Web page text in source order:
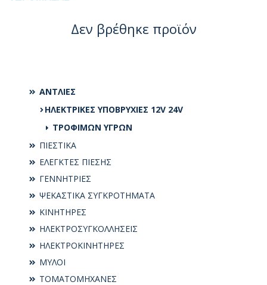
ΑΝΤΛΙΕΣ
ΗΛΕΚΤΡΙΚΕΣ ΥΠΟΒΡΥΧΙΕΣ 12V 24V
ΤΡΟΦΙΜΩΝ ΥΓΡΩΝ
ΠΙΕΣΤΙΚΑ
ΕΛΕΓΚΤΕΣ ΠΙΕΣΗΣ
ΓΕΝΝΗΤΡΙΕΣ
ΨΕΚΑΣΤΙΚΑ ΣΥΓΚΡΟΤΗΜΑΤΑ
ΚΙΝΗΤΗΡΕΣ
ΗΛΕΚΤΡΟΣΥΓKΟΛΛΗΣΕΙΣ
ΗΛΕΚΤΡΟΚΙΝΗΤΗΡΕΣ
ΜΥΛΟΙ
ΤΟΜΑΤΟΜΗΧΑΝΕΣ
Δεν βρέθηκε προϊόν